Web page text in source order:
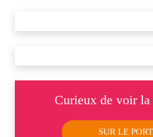
Curieux de voir
SUR LE